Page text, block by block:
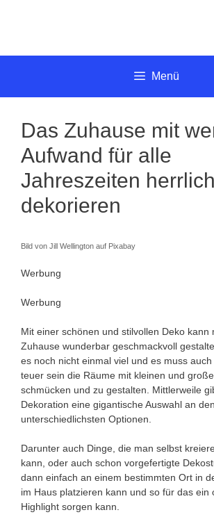
Menü
Das Zuhause mit
Aufwand für alle
Jahreszeiten herrlich
dekorieren
Bild von Jill Wellington auf Pixabay
Werbung
Werbung
Mit einer schönen und stilvollen Deko kann
Zuhause wunderbar geschmackvoll
es noch nicht einmal viel und es muss
teuer sein die Räume mit kleinen und
schmücken und zu gestalten. Mittlerweile
Dekoration eine gigantische Auswahl an den
unterschiedlichsten Optionen.
Darunter auch Dinge, die man selbst
kann, oder auch schon vorgefertigte
dann einfach an einem bestimmten Ort in
im Haus platzieren kann und so für das ein
Highlight sorgen kann.